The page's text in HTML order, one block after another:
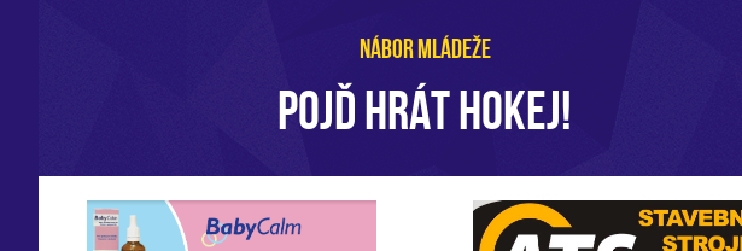
NÁBOR MLÁDEŽE
POJĎ HRÁT HOKEJ!